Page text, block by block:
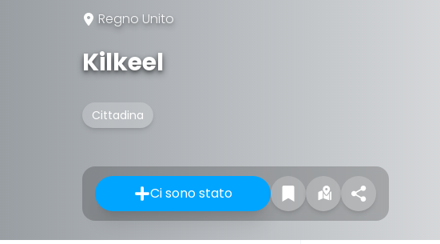
Regno Unito
Kilkeel
Cittadina
Ci sono stato